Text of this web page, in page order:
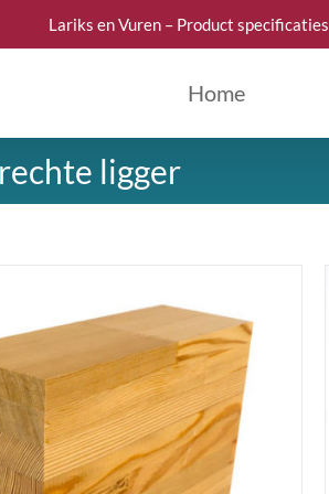
Lariks en Vuren – Product specificaties
Home
rechte ligger
DETAILS